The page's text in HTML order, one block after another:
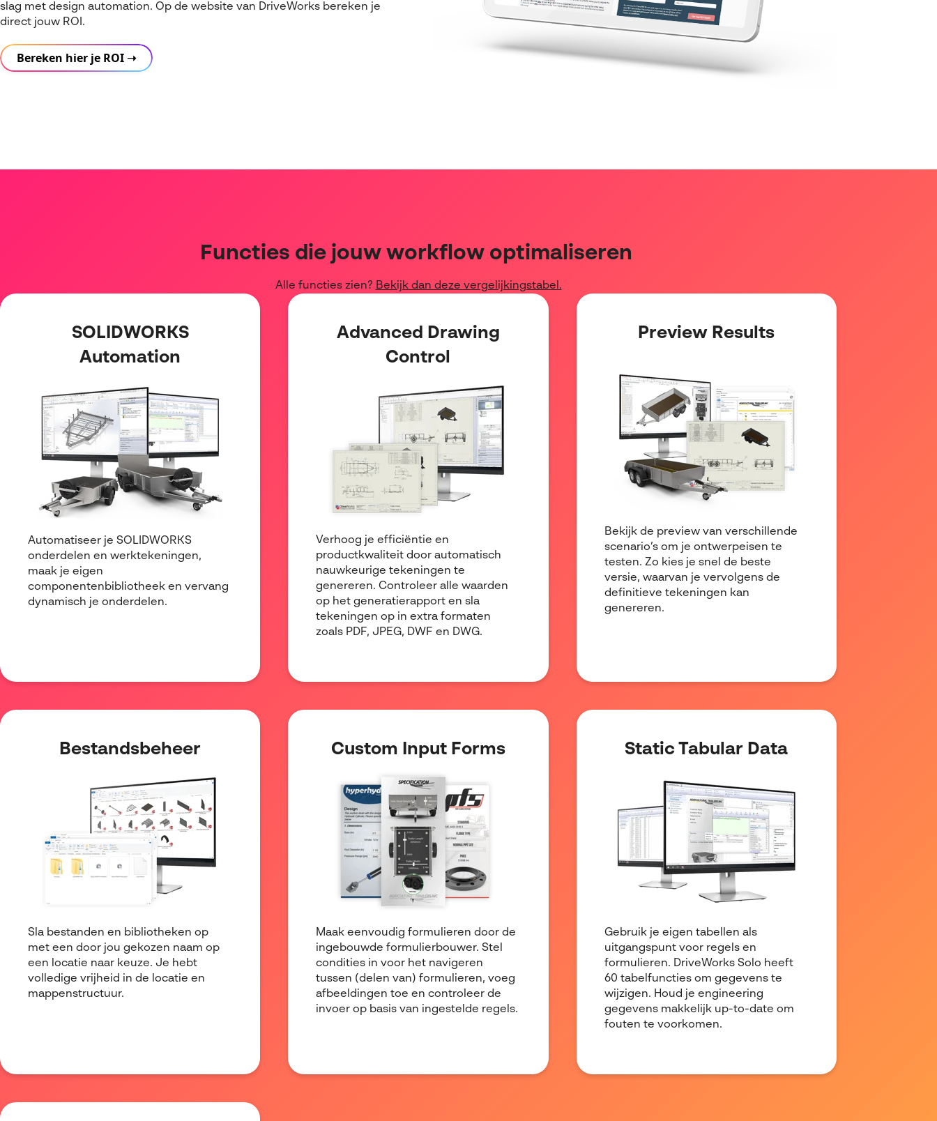
slag met design automation. Op de website van DriveWorks bereken je
direct jouw ROI.
Bereken hier je ROI ➝
Functies die jouw workflow optimaliseren
Alle functies zien? Bekijk dan deze vergelijkingstabel.
SOLIDWORKS
Automation
Automatiseer je SOLIDWORKS
onderdelen en werktekeningen,
maak je eigen
componentenbibliotheek en vervang
dynamisch je onderdelen.
Advanced Drawing
Control
Verhoog je efficiëntie en
productkwaliteit door automatisch
nauwkeurige tekeningen te
genereren. Controleer alle waarden
op het generatierapport en sla
tekeningen op in extra formaten
zoals PDF, JPEG, DWF en DWG.
Preview Results
Bekijk de preview van verschillende
scenario’s om je ontwerpeisen te
testen. Zo kies je snel de beste
versie, waarvan je vervolgens de
definitieve tekeningen kan
genereren.
Bestandsbeheer
Sla bestanden en bibliotheken op
met een door jou gekozen naam op
een locatie naar keuze. Je hebt
volledige vrijheid in de locatie en
mappenstructuur.
Custom Input Forms
Maak eenvoudig formulieren door de
ingebouwde formulierbouwer. Stel
condities in voor het navigeren
tussen (delen van) formulieren, voeg
afbeeldingen toe en controleer de
invoer op basis van ingestelde regels.
Static Tabular Data
Gebruik je eigen tabellen als
uitgangspunt voor regels en
formulieren. DriveWorks Solo heeft
60 tabelfuncties om gegevens te
wijzigen. Houd je engineering
gegevens makkelijk up-to-date om
fouten te voorkomen.